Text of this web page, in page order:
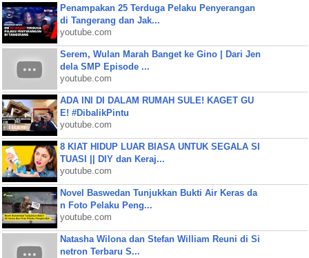
Penampakan 25 Terduga Pelaku Penyerangan
di Tangerang dan Jak...
youtube.com
Serem, Wulan Marah Banget ke Gino | Dari Jen
dela SMP Episode ...
youtube.com
ADA INI DI DALAM RUMAH SULE! KAGET GU
E! #DibalikPintu
youtube.com
8 KIAT HIDUP LUAR BIASA UNTUK SEGALA SI
TUASI || DIY dan Keraj...
youtube.com
Novel Baswedan Tunjukkan Bukti Air Keras da
n Foto Pelaku Peng...
youtube.com
Natasha Wilona dan Stefan William Reuni di Si
netron Terbaru S...